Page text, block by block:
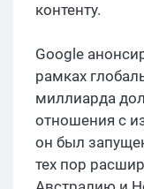
контенту.
Google
рамках
миллиарда
отношения с
он был
тех пор